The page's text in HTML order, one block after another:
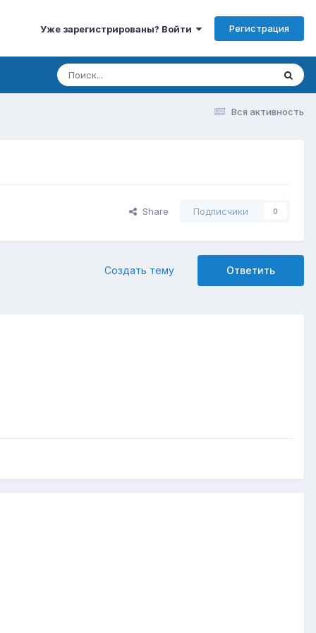
Уже зарегистрированы? Войти Регистрация
Вся активность
Share Подписчики 0
Ответить
Создать тему